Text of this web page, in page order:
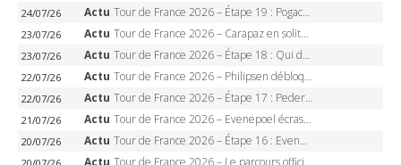
24/07/26 Actu Tour de France 2026 – Étape 19 : Pogacar peut-il enfin dompter l’Alpe d’Huez ?
23/07/26 Actu Tour de France 2026 – Carapaz en solitaire à Orcières-Merlette, Paret-Peintre à un point du maillot à pois
23/07/26 Actu Tour de France 2026 – Étape 18 : Qui domptera Orcières-Merlette, première marche vers l’Alpe d’Huez ?
22/07/26 Actu Tour de France 2026 – Philipsen débloque son compteur à Voiron, Pedersen en danger pour le maillot vert
22/07/26 Actu Tour de France 2026 – Étape 17 : Pedersen peut-il verrouiller le maillot vert à Voiron ?
21/07/26 Actu Tour de France 2026 – Evenepoel écrase le chrono d’Évian, Seixas 4e, Lipowitz abandonne
20/07/26 Actu Tour de France 2026 – Étape 16 : Evenepoel, Pogacar, Ganna… qui domptera le chrono d’Évian pour redessiner le podium ?